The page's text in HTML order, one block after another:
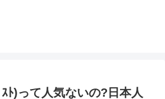
ﾄ)って人気ないの?日本人